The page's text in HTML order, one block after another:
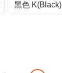
黑色 K(Black)